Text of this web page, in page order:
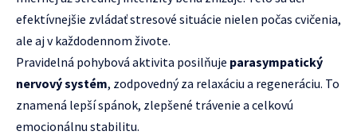
efektívnejšie zvládať stresové situácie nielen počas cvičenia,
ale aj v každodennom živote.
Pravidelná pohybová aktivita posilňuje parasympatický
nervový systém, zodpovedný za relaxáciu a regeneráciu. To
znamená lepší spánok, zlepšené trávenie a celkovú
emocionálnu stabilitu.